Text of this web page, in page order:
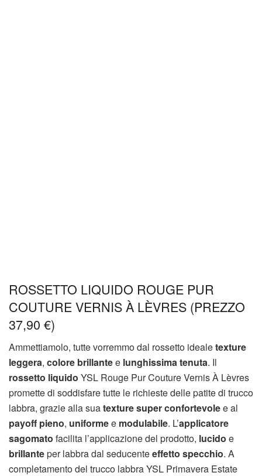
ROSSETTO LIQUIDO ROUGE PUR
COUTURE VERNIS À LÈVRES (PREZZO
37,90 €)
Ammettiamolo, tutte vorremmo dal rossetto idealetexture
leggera, colore brillantee lunghissima tenuta. Il
rossetto liquido YSL Rouge Pur Couture Vernis À Lèvres
promette di soddisfare tutte le richieste delle patite di trucco
labbra, grazie alla suatexture super confortevolee al
payoff pieno, uniformee modulabile. L’applicatore
sagomato facilita l’applicazione del prodotto, lucido e
brillanteper labbra dal seducenteeffetto specchio. A
completamento del trucco labbra YSL Primavera Estate